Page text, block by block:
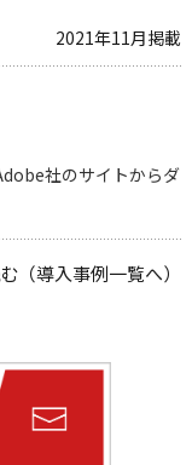
2021年11月掲載
社のサイトからダ
（導入事例一覧へ）